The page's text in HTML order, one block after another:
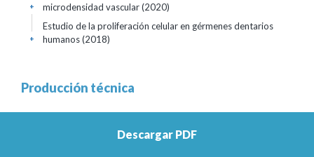
microdensidad vascular (2020)
+
Estudio de la proliferación celular en gérmenes dentarios
humanos (2018)
+
Producción técnica
Descargar PDF